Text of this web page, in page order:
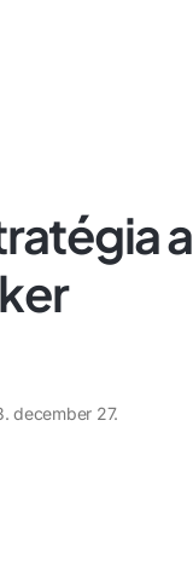
a
december 27.